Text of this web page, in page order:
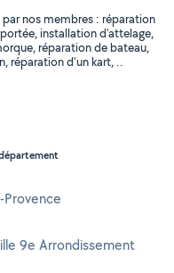
nos membres : réparation
installation d'attelage,
réparation de bateau,
réparation d'un kart, ..
9e Arrondissement